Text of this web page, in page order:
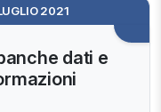
2021
dati e